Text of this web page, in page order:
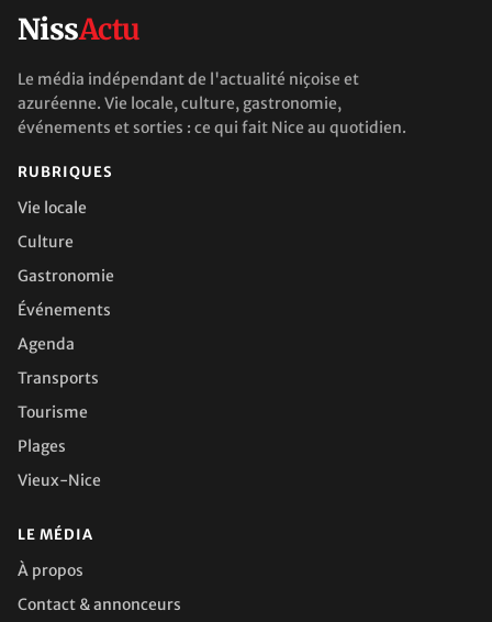
NissActu
Le média indépendant de l'actualité niçoise et
azuréenne. Vie locale, culture, gastronomie,
événements et sorties : ce qui fait Nice au quotidien.
RUBRIQUES
Vie locale
Culture
Gastronomie
Événements
Agenda
Transports
Tourisme
Plages
Vieux-Nice
LE MÉDIA
À propos
Contact & annonceurs